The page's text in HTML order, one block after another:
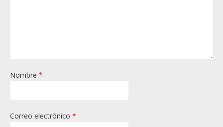
Nombre *
Correo electrónico *